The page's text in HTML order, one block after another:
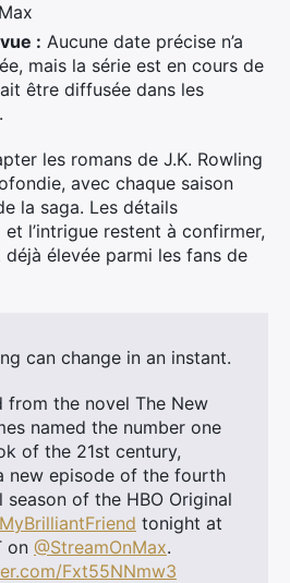
: Aucune date précise n’a
mais la série est en cours de
être diffusée dans les
les romans de J.K. Rowling
avec chaque saison
la saga. Les détails
l’intrigue restent à confirmer,
déjà élevée parmi les fans de
can change in an instant.
from the novel The New
named the number one
of the 21st century,
new episode of the fourth
season of the HBO Original
tonight at
on @StreamOnMax.
Fxt55NNmw3